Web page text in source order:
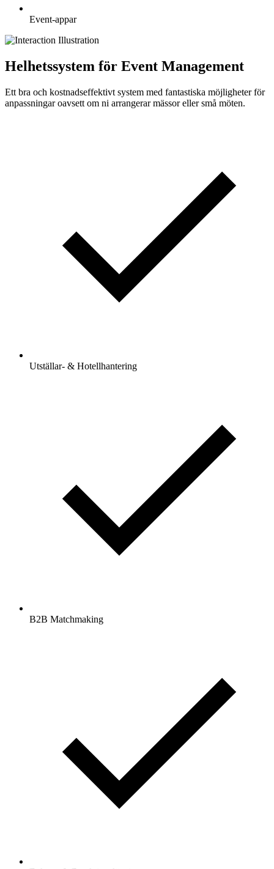
Event-appar
Helhetssystem för Event Management
Ett bra och kostnadseffektivt system med fantastiska möjligheter för
anpassningar oavsett om ni arrangerar mässor eller små möten.
Utställar- & Hotellhantering
B2B Matchmaking